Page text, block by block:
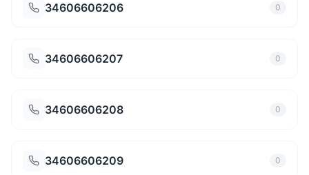
34606606206 0
34606606207 0
34606606208 0
34606606209 0